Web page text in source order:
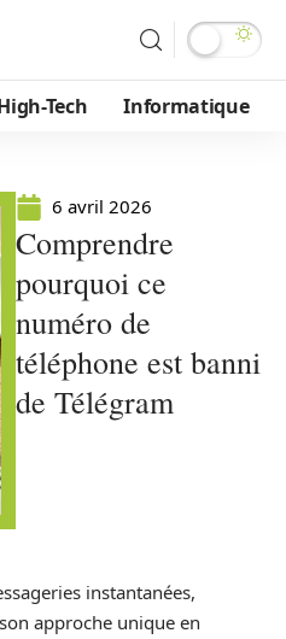
Tech Informatique
6 avril 2026
Comprendre
pourquoi ce
numéro de
téléphone est banni
de Télégram
instantanées,
approche unique en